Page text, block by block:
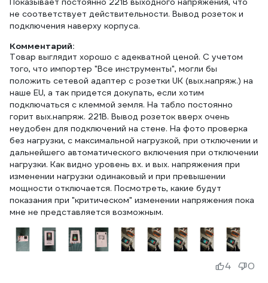
не соответствует действительности. Вывод розеток и
подключения наверху корпуса.
Комментарий:
Товар выглядит хорошо с адекватной ценой. С учетом
того, что импортер "Все инструменты", могли бы
положить сетевой адаптер с розетки UK (вых.напряж.) на
наше EU, а так придется докупать, если хотим
подключаться с клеммой земля. На табло постоянно
горит вых.напряж. 221В. Вывод розеток вверх очень
неудобен для подключений на стене. На фото проверка
без нагрузки, с максимальной нагрузкой, при отключении и
дальнейшего автоматического включения при отключении
нагрузки. Как видно уровень вх. и вых. напряжения при
изменении нагрузки одинаковый и при превышении
мощности отключается. Посмотреть, какие будут
показания при "критическом" изменении напряжения пока
мне не представляется возможным.
4 0